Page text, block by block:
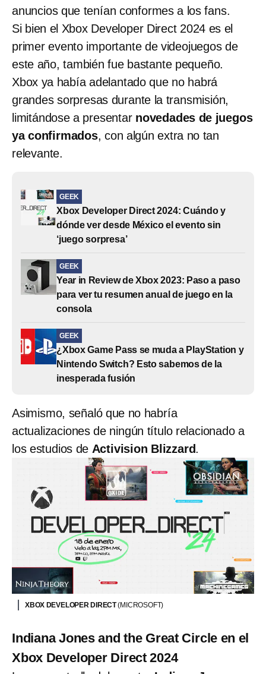
anuncios que tenían conformes a los fans.
Si bien el Xbox Developer Direct 2024 es el
primer evento importante de videojuegos de
este año, también fue bastante pequeño.
Xbox ya había adelantado que no habrá
grandes sorpresas durante la transmisión,
limitándose a presentar novedades de juegos
ya confirmados, con algún extra no tan
relevante.
GEEK
Xbox Developer Direct 2024: Cuándo y
dónde ver desde México el evento sin
‘juego sorpresa’
GEEK
Year in Review de Xbox 2023: Paso a paso
para ver tu resumen anual de juego en la
consola
GEEK
¿Xbox Game Pass se muda a PlayStation y
Nintendo Switch? Esto sabemos de la
inesperada fusión
Asimismo, señaló que no habría
actualizaciones de ningún título relacionado a
los estudios de Activision Blizzard.
XBOX DEVELOPER DIRECT(MICROSOFT)
Indiana Jones and the Great Circle en el
Xbox Developer Direct 2024